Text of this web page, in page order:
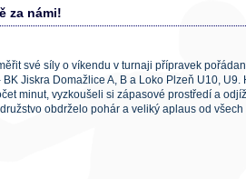
za námi!
své síly o víkendu v turnaji přípravek
Jiskra Domažlice A, B a Loko Plzeň U10,
minut, vyzkoušeli si zápasové prostředí a
obdrželo pohár a veliký aplaus od